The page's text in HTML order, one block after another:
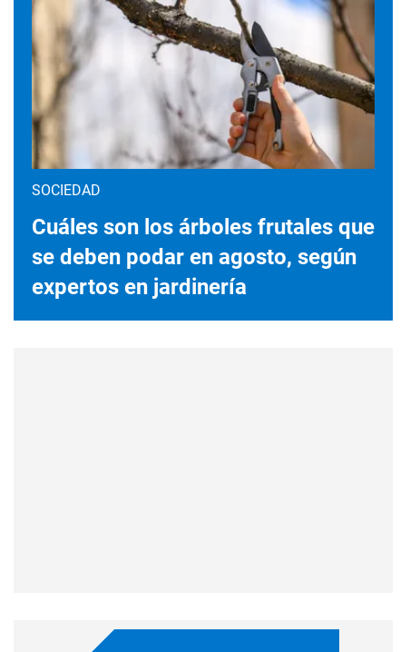
SOCIEDAD
Cuáles son los árboles frutales que
se deben podar en agosto, según
expertos en jardinería